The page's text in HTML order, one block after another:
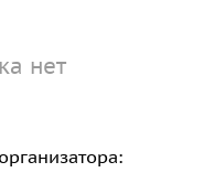
нет